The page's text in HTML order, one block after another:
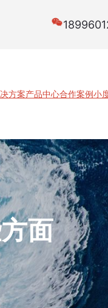
方案产品中心合作案例小
面